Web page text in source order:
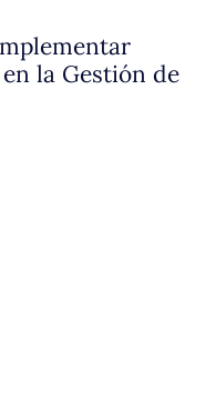
la Gestión de